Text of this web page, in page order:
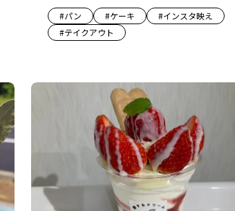
#パン #ケーキ #インスタ映え
#テイクアウト